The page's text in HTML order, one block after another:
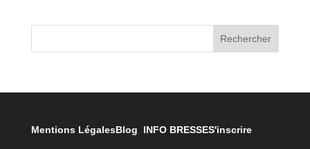
Rechercher
Mentions LégalesBlog INFO BRESSES'inscrire